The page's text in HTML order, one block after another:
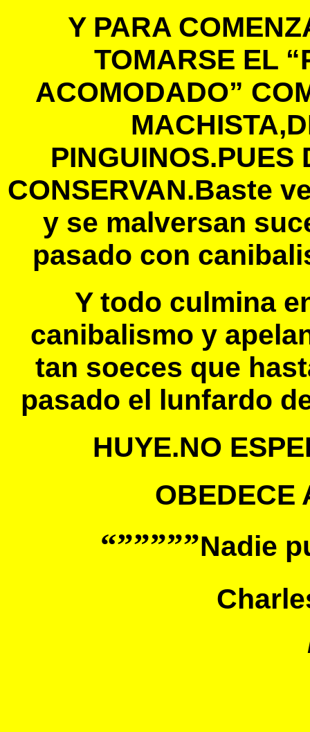
Y PARA
TOMARSE EL
ACOMODADO”
PINGUINOS.PUES
CONSERVAN.Baste
y se malversan
pasado con
Y todo culmina
canibalismo y
tan soeces que
pasado el lunfardo
HUYE.NO
OBEDECE
“”””””Nadie